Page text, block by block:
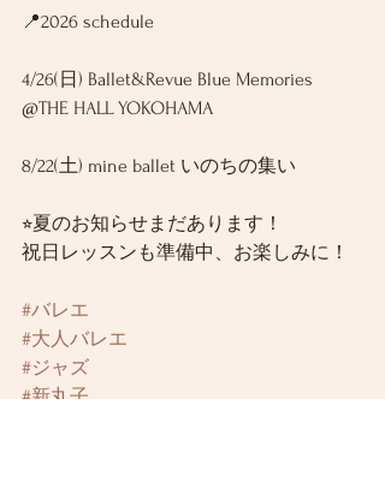
📍2026 schedule
4/26(日) Ballet&Revue Blue Memories
@THE HALL YOKOHAMA
8/22(土) mine ballet いのちの集い
⭐︎夏のお知らせまだあります！
祝日レッスンも準備中、お楽しみに！
#バレエ
#大人バレエ
#ジャズ
#新丸子